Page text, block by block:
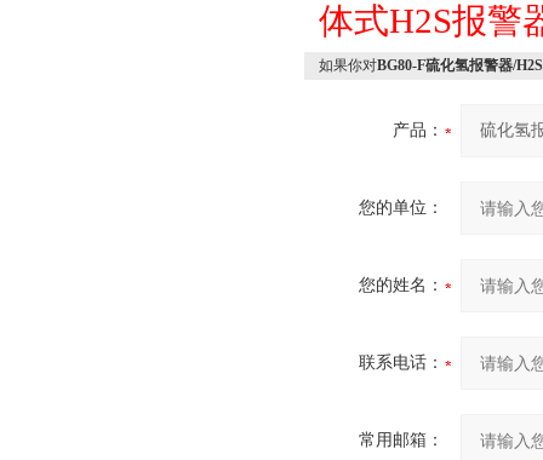
体式H2S报警
如果你对BG80-F硫化氢报警器/
产品：
您的单位：
您的姓名：
联系电话：
常用邮箱：